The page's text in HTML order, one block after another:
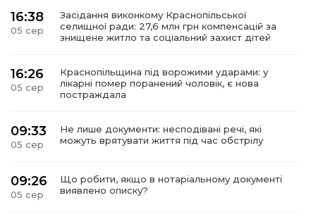
16:38
05 сер
Засідання виконкому Краснопільської
селищної ради: 27,6 млн грн компенсацій за
знищене житло та соціальний захист дітей
16:26
05 сер
Краснопільщина під ворожими ударами: у
лікарні помер поранений чоловік, є нова
постраждала
09:33
05 сер
Не лише документи: несподівані речі, які
можуть врятувати життя під час обстрілу
09:26
05 сер
Що робити, якщо в нотаріальному документі
виявлено описку?